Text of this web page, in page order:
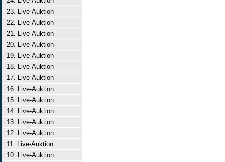
23. Live-Auktion
22. Live-Auktion
21. Live-Auktion
20. Live-Auktion
19. Live-Auktion
18. Live-Auktion
17. Live-Auktion
16. Live-Auktion
15. Live-Auktion
14. Live-Auktion
13. Live-Auktion
12. Live-Auktion
11. Live-Auktion
10. Live-Auktion